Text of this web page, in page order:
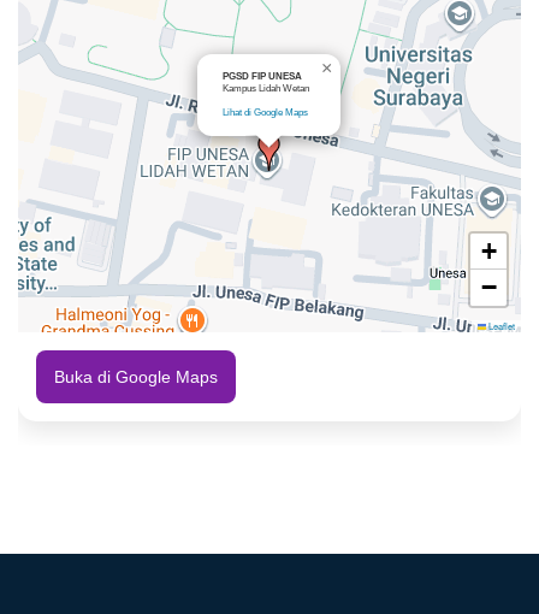
PGSD FIP UNESA
Kampus Lidah Wetan
Lihat di Google Maps
×
+
−
Leaflet
Buka di Google Maps